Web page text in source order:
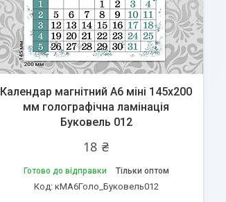
Календар магнітний А6 міні 145х200
мм голографічна ламінація
Буковель 012
18 ₴
Готово до відправки Тільки оптом
кМА6Голо_Буковель012